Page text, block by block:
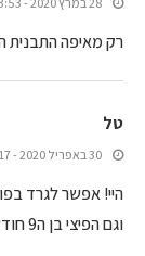
רק מאיפה התבנית
טל
30 באפריל 2020 - 19:17
היי! אפשר לגרד
וגם הפיצי בן ה9 חודשים יאכל, זה יהרוס את המרקם?